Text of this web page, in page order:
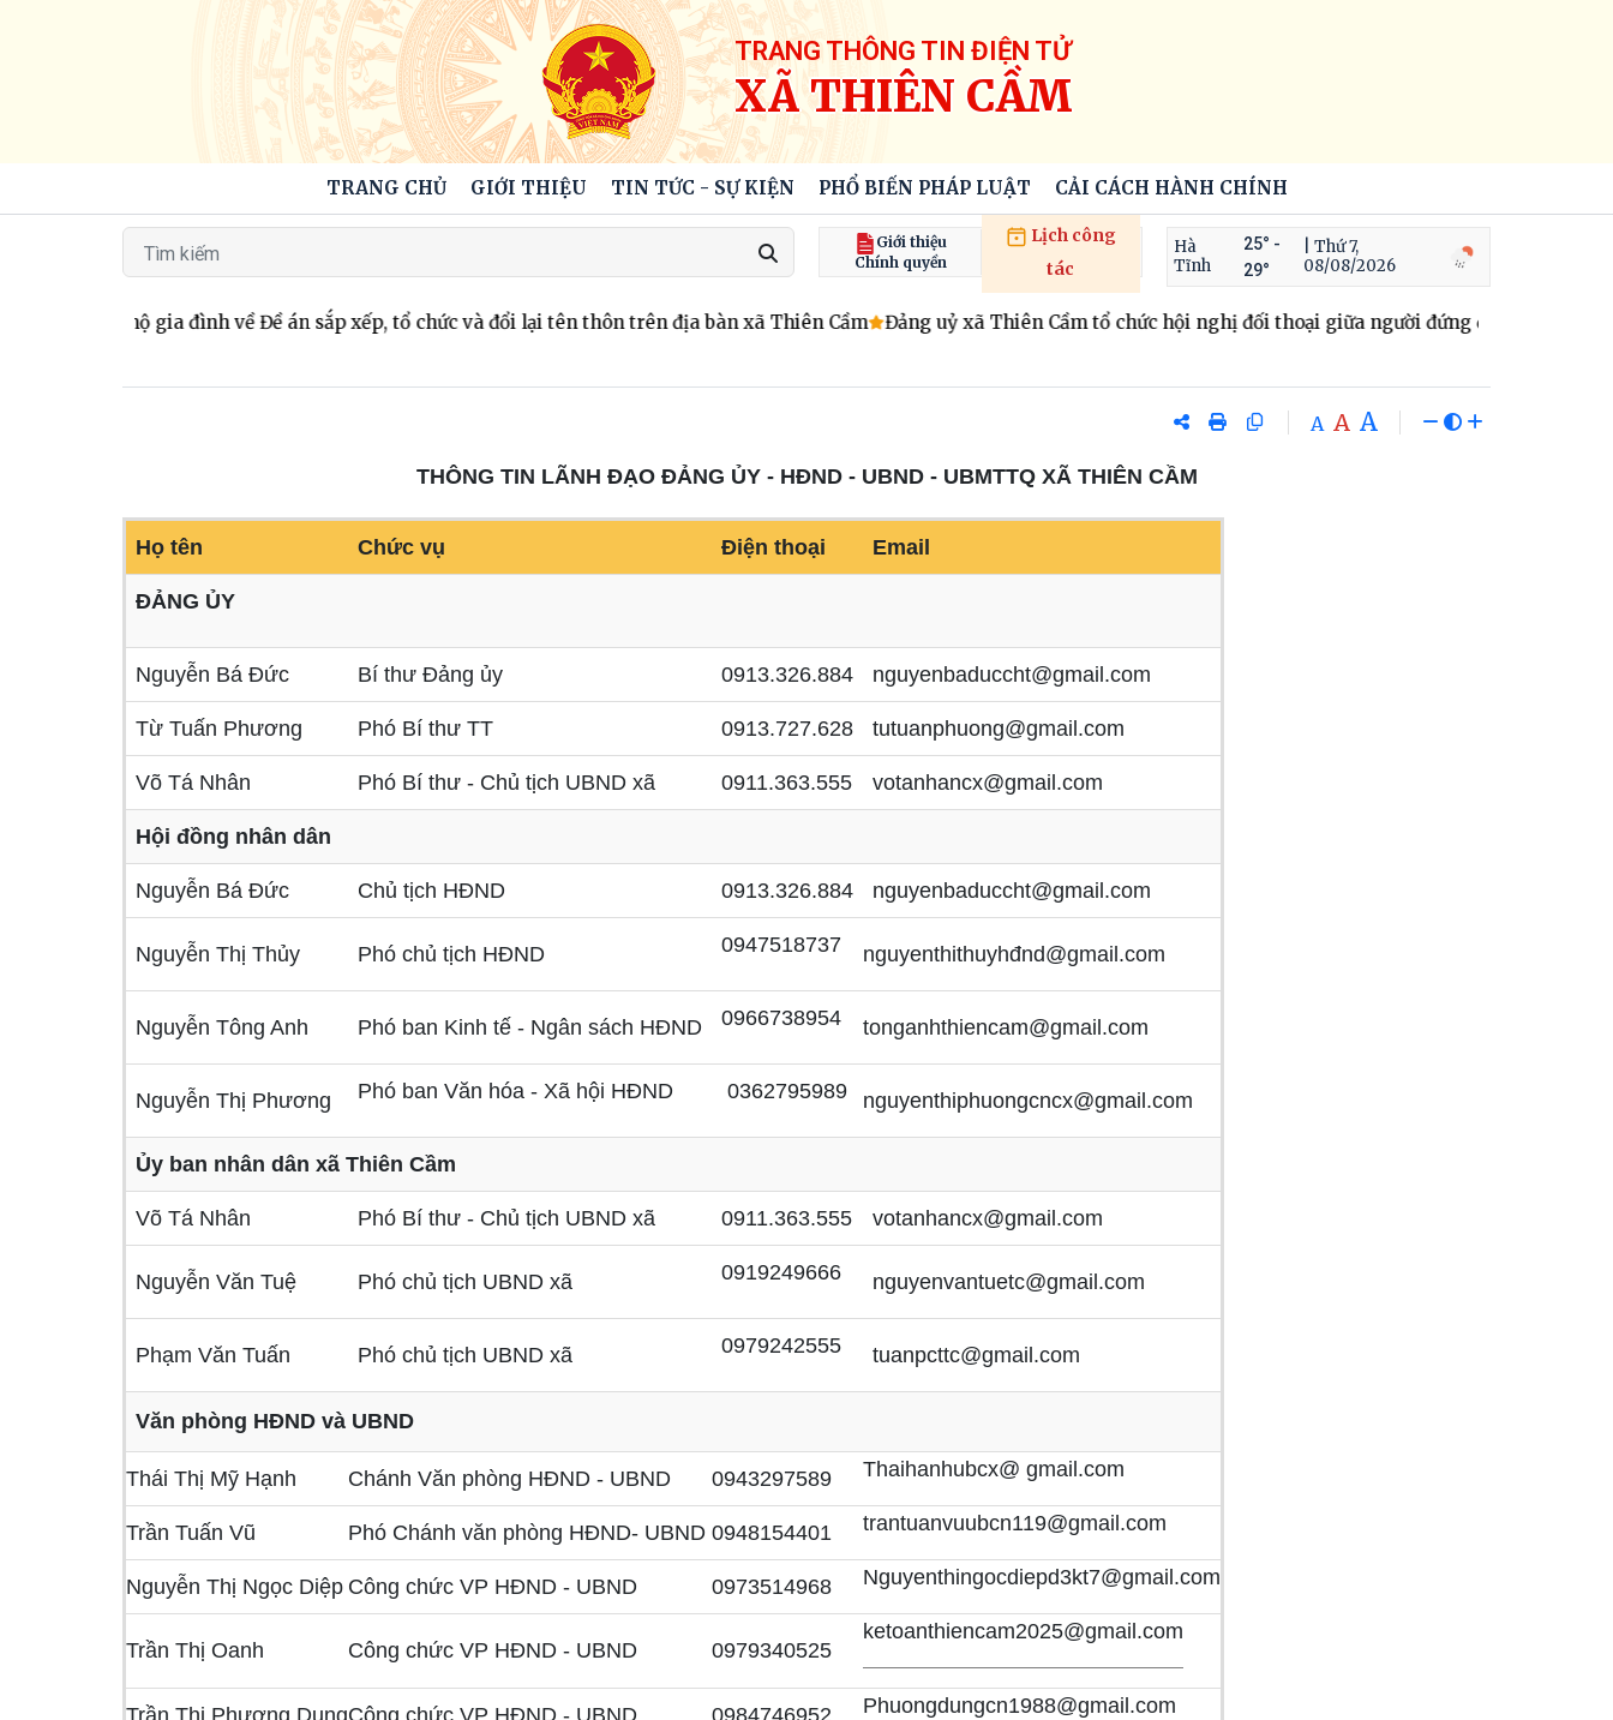
TRANG THÔNG TIN ĐIỆN TỬ
XÃ THIÊN CẦM
TRANG CHỦ GIỚI THIỆU TIN TỨC - SỰ KIỆN PHỔ BIẾN PHÁP LUẬT CẢI CÁCH HÀNH CHÍNH
Giới thiệu
Chính quyền
Lịch công
tác
Hà
Tĩnh
25° -
29°
| Thứ 7,
08/08/2026
diện hộ gia đình về Đề án sắp xếp, tổ chức và đổi lại tên thôn trên địa bàn xã Thiên Cầm Đảng uỷ xã Thiên Cầm tổ chức hội nghị đối thoại giữa người đứng đầu Cấp uỷ,
A A A
THÔNG TIN LÃNH ĐẠO ĐẢNG ỦY - HĐND - UBND - UBMTTQ XÃ THIÊN CẦM
Họ tên Chức vụ Điện thoại Email
ĐẢNG ỦY
Nguyễn Bá Đức Bí thư Đảng ủy 0913.326.884 nguyenbaduccht@gmail.com
Từ Tuấn Phương Phó Bí thư TT 0913.727.628 tutuanphuong@gmail.com
Võ Tá Nhân Phó Bí thư - Chủ tịch UBND xã 0911.363.555 votanhancx@gmail.com
Hội đồng nhân dân
Nguyễn Bá Đức Chủ tịch HĐND 0913.326.884 nguyenbaduccht@gmail.com
Nguyễn Thị Thủy Phó chủ tịch HĐND 0947518737 nguyenthithuyhđnd@gmail.com
Nguyễn Tông Anh Phó ban Kinh tế - Ngân sách HĐND 0966738954 tonganhthiencam@gmail.com
Nguyễn Thị Phương Phó ban Văn hóa - Xã hội HĐND 0362795989 nguyenthiphuongcncx@gmail.com
Ủy ban nhân dân xã Thiên Cầm
Võ Tá Nhân Phó Bí thư - Chủ tịch UBND xã 0911.363.555 votanhancx@gmail.com
Nguyễn Văn Tuệ Phó chủ tịch UBND xã 0919249666 nguyenvantuetc@gmail.com
Phạm Văn Tuấn Phó chủ tịch UBND xã 0979242555 tuanpcttc@gmail.com
Văn phòng HĐND và UBND
Thái Thị Mỹ Hạnh Chánh Văn phòng HĐND - UBND 0943297589 Thaihanhubcx@ gmail.com
Trần Tuấn Vũ Phó Chánh văn phòng HĐND- UBND 0948154401 trantuanvuubcn119@gmail.com
Nguyễn Thị Ngọc Diệp Công chức VP HĐND - UBND 0973514968 Nguyenthingocdiepd3kt7@gmail.com
Trần Thị Oanh Công chức VP HĐND - UBND 0979340525
ketoanthiencam2025@gmail.com
Trần Thị Phương DungCông chức VP HĐND - UBND 0984746952 Phuongdungcn1988@gmail.com